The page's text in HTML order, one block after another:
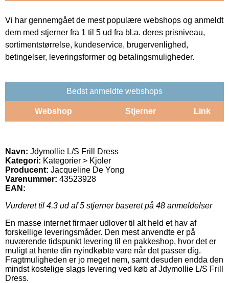
Vi har gennemgået de mest populære webshops og anmeldt
dem med stjerner fra 1 til 5 ud fra bl.a. deres prisniveau,
sortimentstørrelse, kundeservice, brugervenlighed,
betingelser, leveringsformer og betalingsmuligheder.
Bedst anmeldte webshops
Webshop Stjerner Link
Navn: Jdymollie L/S Frill Dress
Kategori: Kategorier > Kjoler
Producent: Jacqueline De Yong
Varenummer: 43523928
EAN:
Vurderet til 4.3 ud af 5 stjerner baseret på 48 anmeldelser
En masse internet firmaer udlover til alt held et hav af
forskellige leveringsmåder. Den mest anvendte er på
nuværende tidspunkt levering til en pakkeshop, hvor det er
muligt at hente din nyindkøbte vare når det passer dig.
Fragtmuligheden er jo meget nem, samt desuden endda den
mindst kostelige slags levering ved køb af Jdymollie L/S Frill
Dress.